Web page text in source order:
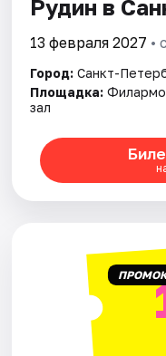
Рейтинги
Рудин в
13 февраля 2027 •
Город: Санкт-
Площадка:
зал